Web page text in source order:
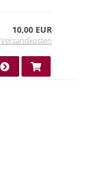
10,00 EUR
Versandkosten